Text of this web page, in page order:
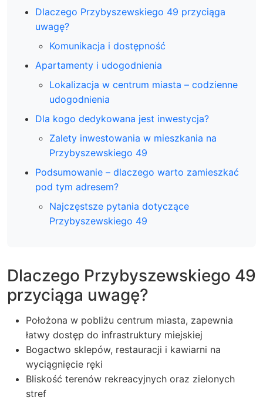
Dlaczego Przybyszewskiego 49 przyciąga
uwagę?
Komunikacja i dostępność
Apartamenty i udogodnienia
Lokalizacja w centrum miasta – codzienne
udogodnienia
Dla kogo dedykowana jest inwestycja?
Zalety inwestowania w mieszkania na
Przybyszewskiego 49
Podsumowanie – dlaczego warto zamieszkać
pod tym adresem?
Najczęstsze pytania dotyczące
Przybyszewskiego 49
Dlaczego Przybyszewskiego 49
przyciąga uwagę?
Położona w pobliżu centrum miasta, zapewnia
łatwy dostęp do infrastruktury miejskiej
Bogactwo sklepów, restauracji i kawiarni na
wyciągnięcie ręki
Bliskość terenów rekreacyjnych oraz zielonych
stref